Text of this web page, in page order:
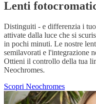
Lenti
Distinguiti - e differenzia i
attivate dalla luce che si
in pochi minuti. Le nostre
semilavorati e l'integrazione
Ottieni il controllo della tua
Neochromes.
Scopri Neochromes